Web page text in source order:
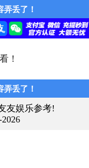
丢了！
！
丢了！
友娱乐参考!